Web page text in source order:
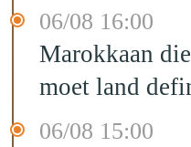
06/08 16:00
Marokkaan
moet land
06/08 15:00